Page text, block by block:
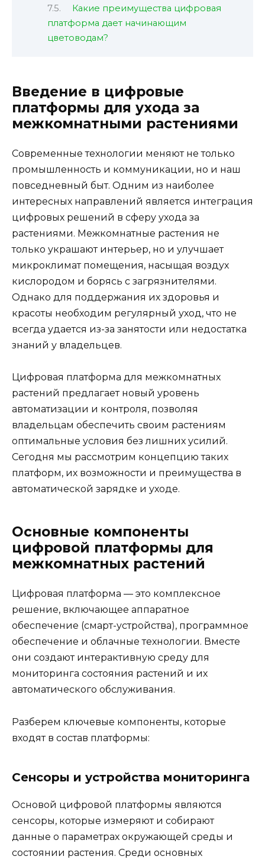
Какие преимущества цифровая
платформа дает начинающим
цветоводам?
Введение в цифровые
платформы для ухода за
межкомнатными растениями
Современные технологии меняют не только
промышленность и коммуникации, но и наш
повседневный быт. Одним из наиболее
интересных направлений является интеграция
цифровых решений в сферу ухода за
растениями. Межкомнатные растения не
только украшают интерьер, но и улучшает
микроклимат помещения, насыщая воздух
кислородом и борясь с загрязнителями.
Однако для поддержания их здоровья и
красоты необходим регулярный уход, что не
всегда удается из-за занятости или недостатка
знаний у владельцев.
Цифровая платформа для межкомнатных
растений предлагает новый уровень
автоматизации и контроля, позволяя
владельцам обеспечить своим растениям
оптимальные условия без лишних усилий.
Сегодня мы рассмотрим концепцию таких
платформ, их возможности и преимущества в
автоматической зарядке и уходе.
Основные компоненты
цифровой платформы для
межкомнатных растений
Цифровая платформа — это комплексное
решение, включающее аппаратное
обеспечение (смарт-устройства), программное
обеспечение и облачные технологии. Вместе
они создают интерактивную среду для
мониторинга состояния растений и их
автоматического обслуживания.
Разберем ключевые компоненты, которые
входят в состав платформы:
Сенсоры и устройства мониторинга
Основой цифровой платформы являются
сенсоры, которые измеряют и собирают
данные о параметрах окружающей среды и
состоянии растения. Среди основных